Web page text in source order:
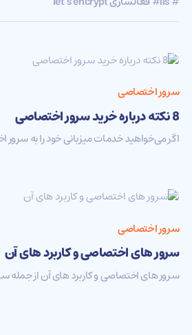
سرور اختصاصی
8 نکته درباره خرید سرور اختصاصی
اگر می‌خواهید خدمات میزبانی خود را به سرور
سرور اختصاصی
سرور های اختصاصی و کاربرد های آن
سرور های اختصاصی و کاربرد های آن از جمله